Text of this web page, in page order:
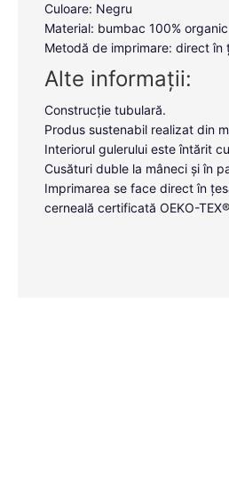
Culoare: Negru
Material: bumbac 100% organic
Metodă de imprimare: direct în
Alte informații:
Construcție tubulară.
Produs sustenabil realizat din
Interiorul gulerului este întărit
Cusături duble la mâneci și în
Imprimarea se face direct în
cerneală certificată OEKO-